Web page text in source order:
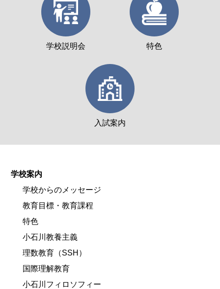
学校説明会 特色
入試案内
学校案内
学校からのメッセージ
教育目標・教育課程
特色
小石川教養主義
理数教育（SSH）
国際理解教育
小石川フィロソフィー